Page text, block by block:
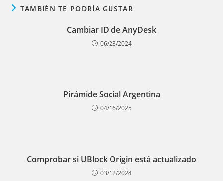
TAMBIÉN TE PODRÍA GUSTAR
Cambiar ID de AnyDesk
06/23/2024
Pirámide Social Argentina
04/16/2025
Comprobar si UBlock Origin está actualizado
03/12/2024